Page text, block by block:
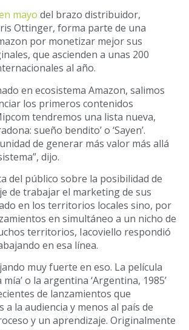
mayo del brazo distribuidor,
Ottinger, forma parte de una
por monetizar mejor sus
que ascienden a unas 200
al año.
en ecosistema Amazon, salimos
los primeros contenidos
tendremos una lista nueva,
sueño bendito’ o ‘Sayen’.
de generar más valor más allá
dijo.
del público sobre la posibilidad de
de trabajar el marketing de sus
en los territorios locales sino, por
en simultáneo a un nicho de
territorios, Iacoviello respondió
en esa línea.
muy fuerte en eso. La película
mía’ o la argentina ‘Argentina, 1985’
de lanzamientos que
a la audiencia y menos al país de
y un aprendizaje. Originalmente